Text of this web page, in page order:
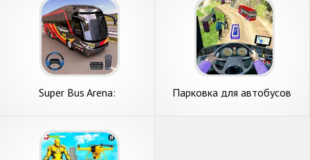
Super Bus Arena:
Парковка для автобусов